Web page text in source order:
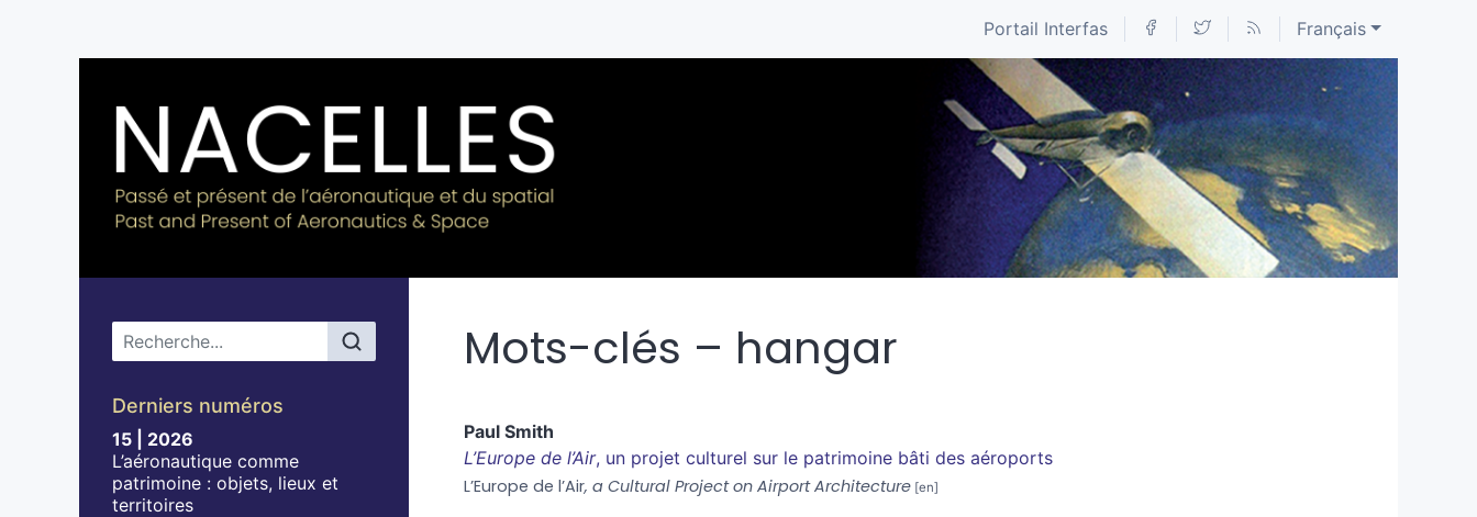
Portail Interfas Français
Menu principal
Derniers numéros
15 | 2026
L’aéronautique comme
patrimoine : objets, lieux et
territoires
Mots-clés – hangar
Paul Smith
L’Europe de l’Air, un projet culturel sur le patrimoine bâti des aéroports
L’Europe de l’Air, a Cultural Project on Airport Architecture